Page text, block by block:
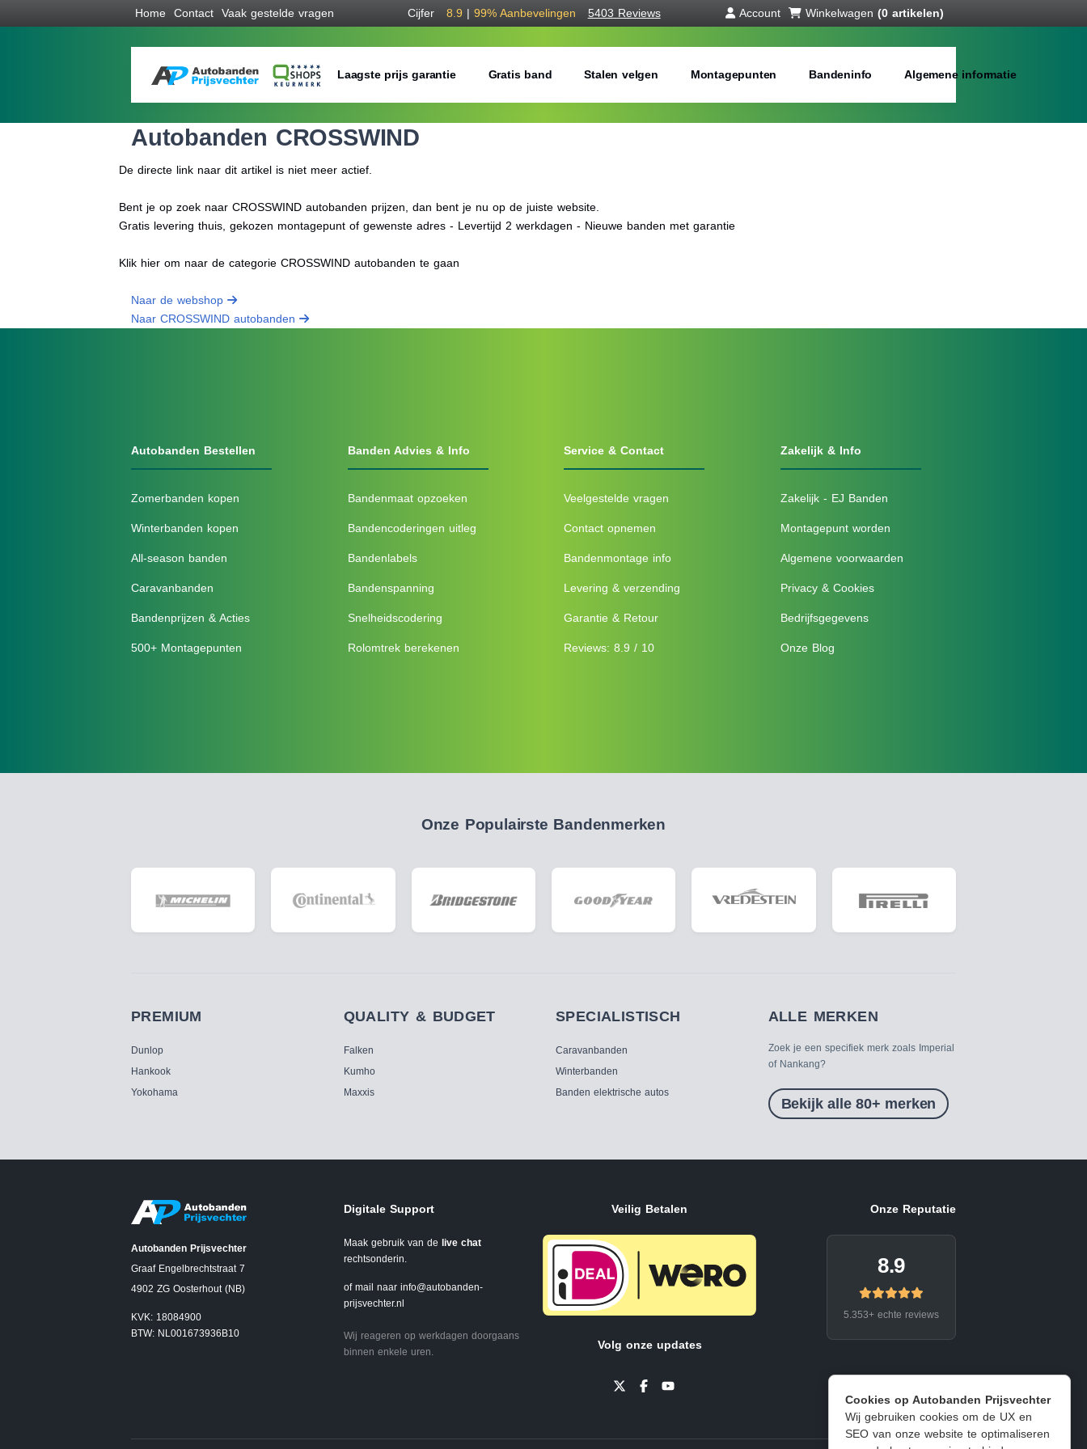
Cookies op Autobanden Prijsvechter
Wij gebruiken cookies om de UX en
SEO van onze website te optimaliseren
Home Contact Vaak gestelde vragen Cijfer 8.9 | 99% Aanbevelingen 5403 Reviews Account Winkelwagen (0 artikelen)
Laagste prijs garantie Gratis band Stalen velgen Montagepunten Bandeninfo Algemene informatie
Autobanden CROSSWIND
De directe link naar dit artikel is niet meer actief.
Bent je op zoek naar CROSSWIND autobanden prijzen, dan bent je nu op de juiste website.
Gratis levering thuis, gekozen montagepunt of gewenste adres - Levertijd 2 werkdagen - Nieuwe banden met garantie
Klik hier om naar de categorie CROSSWIND autobanden te gaan
Naar de webshop
Naar CROSSWIND autobanden
Autobanden Bestellen
Zomerbanden kopen
Winterbanden kopen
All-season banden
Caravanbanden
Bandenprijzen & Acties
500+ Montagepunten
Banden Advies & Info
Bandenmaat opzoeken
Bandencoderingen uitleg
Bandenlabels
Bandenspanning
Snelheidscodering
Rolomtrek berekenen
Service & Contact
Veelgestelde vragen
Contact opnemen
Bandenmontage info
Levering & verzending
Garantie & Retour
Reviews: 8.9 / 10
Zakelijk & Info
Zakelijk - EJ Banden
Montagepunt worden
Algemene voorwaarden
Privacy & Cookies
Bedrijfsgegevens
Onze Blog
Onze Populairste Bandenmerken
PREMIUM
Dunlop
Hankook
Yokohama
QUALITY & BUDGET
Falken
Kumho
Maxxis
SPECIALISTISCH
Caravanbanden
Winterbanden
Banden elektrische autos
ALLE MERKEN
Zoek je een specifiek merk zoals Imperial
of Nankang?
Bekijk alle 80+ merken
Autobanden Prijsvechter
Graaf Engelbrechtstraat 7
4902 ZG Oosterhout (NB)
KVK: 18084900
BTW: NL001673936B10
Digitale Support
Maak gebruik van de live chat
rechtsonderin.
of mail naar info@autobanden-
prijsvechter.nl
Wij reageren op werkdagen doorgaans
binnen enkele uren.
Veilig Betalen
Volg onze updates
Onze Reputatie
8.9
5.353+ echte reviews